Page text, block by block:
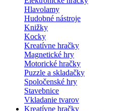
Hlavolamy
Hudobné nástroje
Knižky
Kocky
Kreatívne hračky
Magnetické hry
Motorické hračky
Puzzle a skladačky
Spoločenské hry
Stavebnice
Vkladanie tvarov
Kreatívne hračky